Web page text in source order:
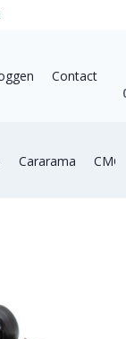
Contact
Cararama CMC